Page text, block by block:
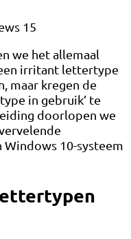
15
we het allemaal
irritant lettertype
maar kregen de
in gebruik’ te
doorlopen we
10-systeem